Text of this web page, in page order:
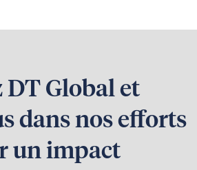
DT Global et
dans nos efforts
un impact